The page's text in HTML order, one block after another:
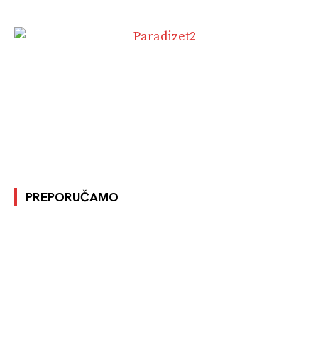
PREPORUČAMO